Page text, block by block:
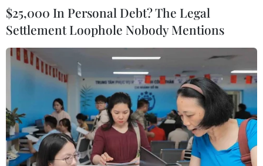
Giấy phép số: 1374/GP-BTTTT do Bộ Thông tin và Truyền thông
cấp ngày 11/9/2008.
Quảng cáo: Phó TBT Nguyễn Thị Tám: 093.5958688, Email:
tamvna@gmail.com
Điện thoại: (024) 39411349 - (024) 39411348, Fax: (024)
39411348
Email:vietnamplus2008@gmail.com
© Bản quyền thuộc về VietnamPlus, TTXVN. Cấm sao chép dưới
mọi hình thức nếu không có sự chấp thuận bằng văn bản.
$25,000 In Personal Debt? The Legal
Settlement Loophole Nobody Mentions